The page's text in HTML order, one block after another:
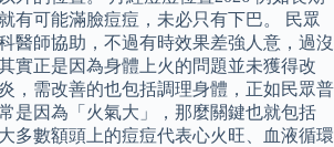
有可能滿臉痘痘，未必只有下巴。 民眾
醫師協助，不過有時效果差強人意，過沒
實正是因為身體上火的問題並未獲得改
，需改善的也包括調理身體，正如民眾普
是因為「火氣大」，那麼關鍵也就包括
多數額頭上的痘痘代表心火旺、血液循環